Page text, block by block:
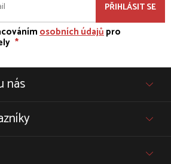
PŘIHLÁSIT SE
osobních údajůpro
*
nás